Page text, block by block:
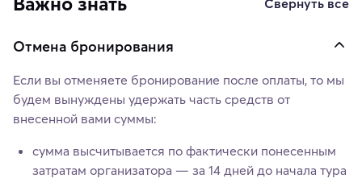
Свернуть все
Отмена бронирования
Если вы отменяете бронирование после оплаты, то мы
будем вынуждены удержать часть средств от
внесенной вами суммы:
сумма высчитывается по фактически понесенным
затратам организатора — за 14 дней до начала тура